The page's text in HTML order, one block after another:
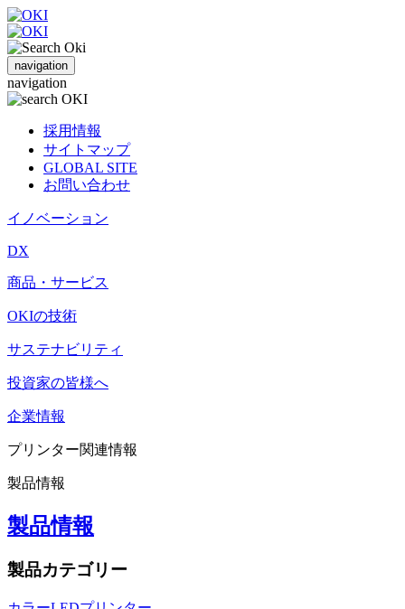
navigation
navigation
採用情報
サイトマップ
GLOBAL SITE
お問い合わせ
イノベーション
DX
商品・サービス
OKIの技術
サステナビリティ
投資家の皆様へ
企業情報
プリンター関連情報
製品情報
製品情報
製品カテゴリー